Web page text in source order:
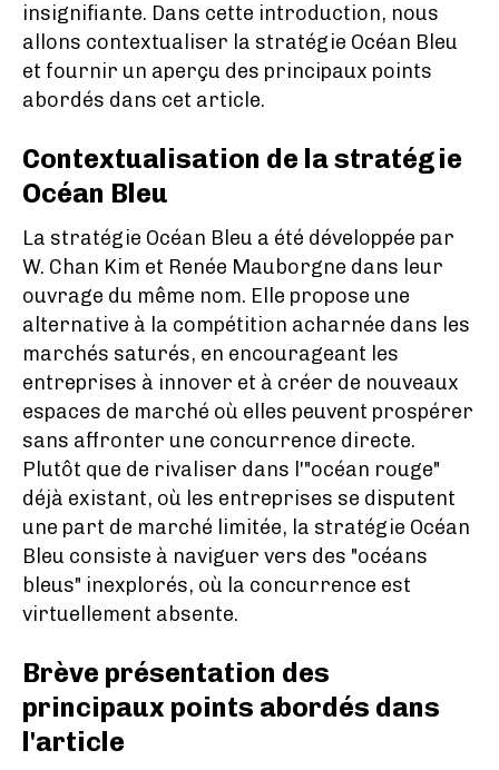
insignifiante. Dans cette introduction, nous
allons contextualiser la stratégie Océan Bleu
et fournir un aperçu des principaux points
abordés dans cet article.
Contextualisation de la stratégie
Océan Bleu
La stratégie Océan Bleu a été développée par
W. Chan Kim et Renée Mauborgne dans leur
ouvrage du même nom. Elle propose une
alternative à la compétition acharnée dans les
marchés saturés, en encourageant les
entreprises à innover et à créer de nouveaux
espaces de marché où elles peuvent prospérer
sans affronter une concurrence directe.
Plutôt que de rivaliser dans l'"océan rouge"
déjà existant, où les entreprises se disputent
une part de marché limitée, la stratégie Océan
Bleu consiste à naviguer vers des "océans
bleus" inexplorés, où la concurrence est
virtuellement absente.
Brève présentation des
principaux points abordés dans
l'article